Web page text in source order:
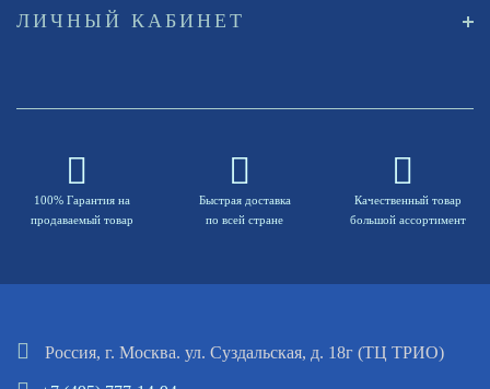
ЛИЧНЫЙ КАБИНЕТ
100% Гарантия на
продаваемый товар
Быстрая доставка
по всей стране
Качественный товар
большой ассортимент
Россия, г. Москва. ул. Суздальская, д. 18г (ТЦ ТРИО)